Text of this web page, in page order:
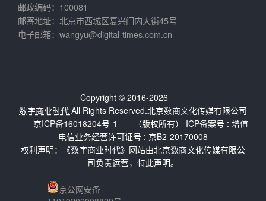
邮政编码：100081
邮寄地址：北京市西城区复兴门内大街45号
电子邮箱：wangyu@digital-times.com.cn
Copyright © 2016-2026
数字商业时代 All Rights Reserved.北京数商文化传媒有限公司
（版权所有） ICP备案号 :
京ICP备16018204号-1
增值
电信业务经营许可证号 : 京B2-20170008
权利声明：《数字商业时代》网站由北京数商文化传媒有限公
司负责运营，特此声明。
京公网安备